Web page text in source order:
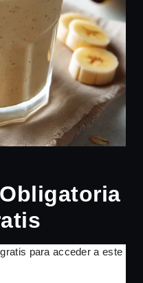
para acceder a este